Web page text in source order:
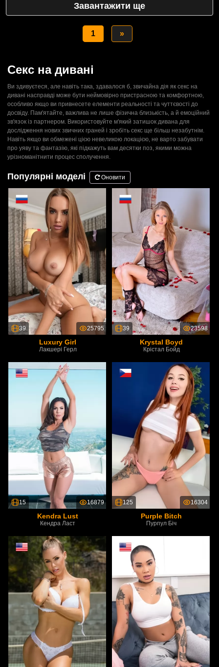
Завантажити ще
1 »
Секс на дивані
Ви здивуєтеся, але навіть така, здавалося б, звичайна дія як секс на
дивані насправді може бути неймовірно пристрасною та комфортною,
особливо якщо ви привнесете елементи реальності та чуттєвості до
досвіду. Пам'ятайте, важлива не лише фізична близькість, а й емоційний
зв'язок із партнером. Використовуйте м'який затишок дивана для
дослідження нових звичних граней і зробіть секс ще більш незабутнім.
Навіть якщо ви обмежені цією невеликою локацією, не варто забувати
про уяву та фантазію, які підкажуть вам десятки поз, якими можна
урізноманітнити процес сполучення.
Популярні моделі Оновити
39 25795
Luxury Girl
Лакшері Герл
39 23598
Krystal Boyd
Крістал Бойд
15 16879
Kendra Lust
Кендра Ласт
125 16304
Purple Bitch
Пурпул Біч